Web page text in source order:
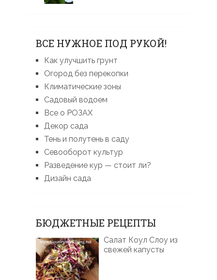
ВСЕ НУЖНОЕ ПОД РУКОЙ!
Как улучшить грунт
Огород без перекопки
Климатические зоны
Садовый водоем
Все о РОЗАХ
Декор сада
Тень и полутень в саду
Севооборот культур
Разведение кур — стоит ли?
Дизайн сада
БЮДЖЕТНЫЕ РЕЦЕПТЫ
Салат Коул Слоу из
свежей капусты